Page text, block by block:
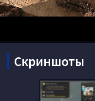
Скриншоты